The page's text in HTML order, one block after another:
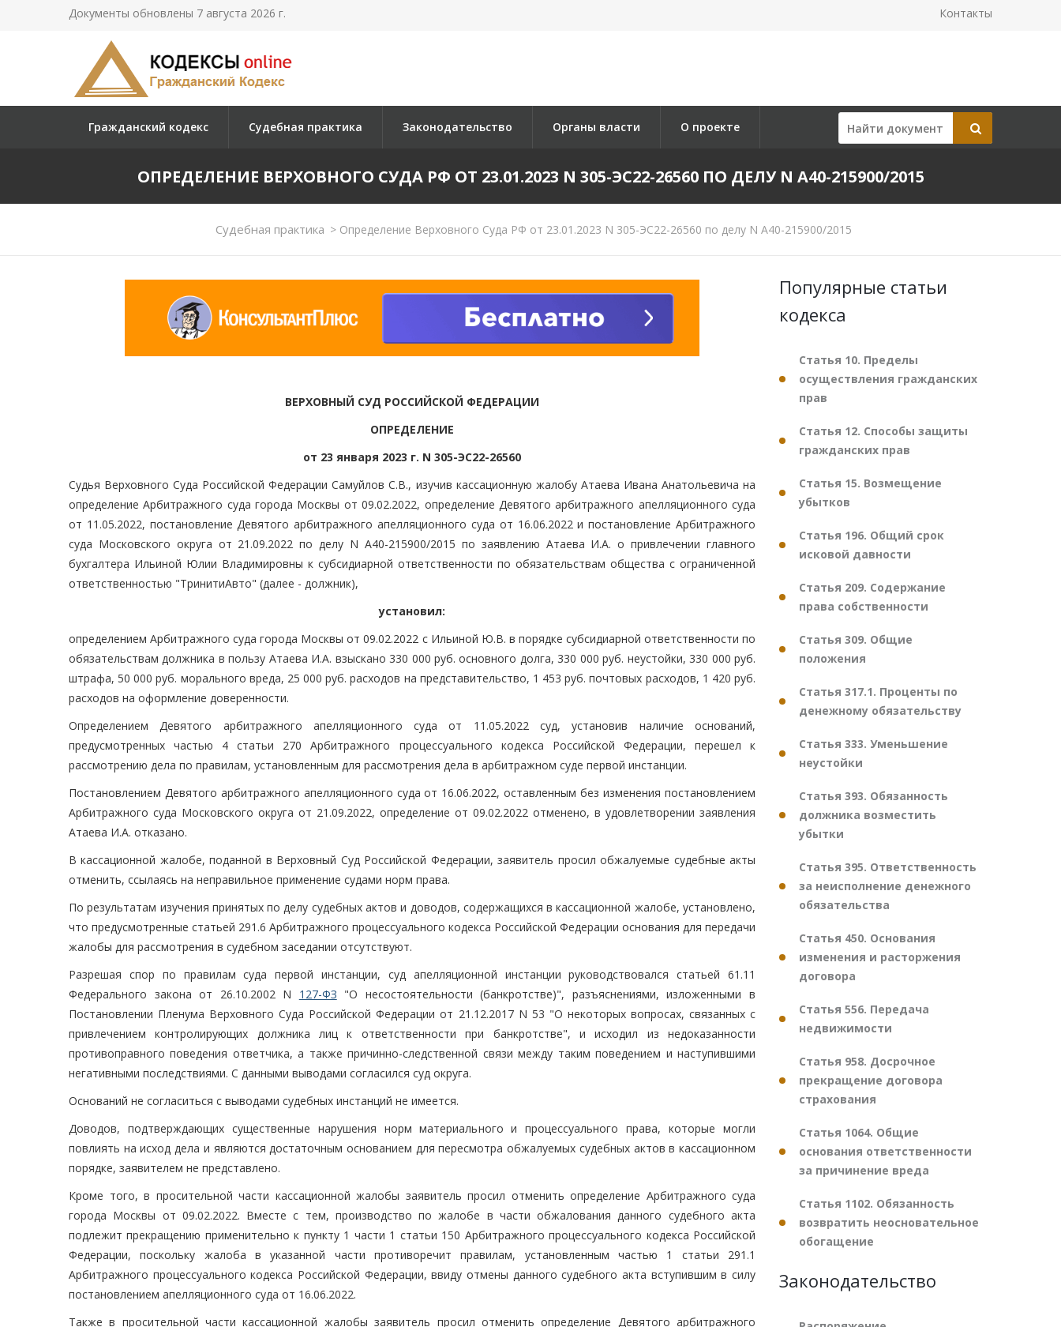
Документы обновлены 7 августа 2026 г. Контакты
Гражданский кодекс Судебная практика Законодательство Органы власти О проекте
ОПРЕДЕЛЕНИЕ ВЕРХОВНОГО СУДА РФ ОТ 23.01.2023 N 305-ЭС22-26560 ПО ДЕЛУ N А40-215900/2015
Судебная практика >Определение Верховного Суда РФ от 23.01.2023 N 305-ЭС22-26560 по делу N А40-215900/2015
ВЕРХОВНЫЙ СУД РОССИЙСКОЙ ФЕДЕРАЦИИ
ОПРЕДЕЛЕНИЕ
от 23 января 2023 г. N 305-ЭС22-26560
Судья Верховного Суда Российской Федерации Самуйлов С.В., изучив кассационную жалобу Атаева Ивана Анатольевича на
определение Арбитражного суда города Москвы от 09.02.2022, определение Девятого арбитражного апелляционного суда
от 11.05.2022, постановление Девятого арбитражного апелляционного суда от 16.06.2022 и постановление Арбитражного
суда Московского округа от 21.09.2022 по делу N А40-215900/2015 по заявлению Атаева И.А. о привлечении главного
бухгалтера Ильиной Юлии Владимировны к субсидиарной ответственности по обязательствам общества с ограниченной
ответственностью "ТринитиАвто" (далее - должник),
установил:
определением Арбитражного суда города Москвы от 09.02.2022 с Ильиной Ю.В. в порядке субсидиарной ответственности по
обязательствам должника в пользу Атаева И.А. взыскано 330 000 руб. основного долга, 330 000 руб. неустойки, 330 000 руб.
штрафа, 50 000 руб. морального вреда, 25 000 руб. расходов на представительство, 1 453 руб. почтовых расходов, 1 420 руб.
расходов на оформление доверенности.
Определением Девятого арбитражного апелляционного суда от 11.05.2022 суд, установив наличие оснований,
предусмотренных частью 4 статьи 270 Арбитражного процессуального кодекса Российской Федерации, перешел к
рассмотрению дела по правилам, установленным для рассмотрения дела в арбитражном суде первой инстанции.
Постановлением Девятого арбитражного апелляционного суда от 16.06.2022, оставленным без изменения постановлением
Арбитражного суда Московского округа от 21.09.2022, определение от 09.02.2022 отменено, в удовлетворении заявления
Атаева И.А. отказано.
В кассационной жалобе, поданной в Верховный Суд Российской Федерации, заявитель просил обжалуемые судебные акты
отменить, ссылаясь на неправильное применение судами норм права.
По результатам изучения принятых по делу судебных актов и доводов, содержащихся в кассационной жалобе, установлено,
что предусмотренные статьей 291.6 Арбитражного процессуального кодекса Российской Федерации основания для передачи
жалобы для рассмотрения в судебном заседании отсутствуют.
Разрешая спор по правилам суда первой инстанции, суд апелляционной инстанции руководствовался статьей 61.11
Федерального закона от 26.10.2002 N 127-ФЗ "О несостоятельности (банкротстве)", разъяснениями, изложенными в
Постановлении Пленума Верховного Суда Российской Федерации от 21.12.2017 N 53 "О некоторых вопросах, связанных с
привлечением контролирующих должника лиц к ответственности при банкротстве", и исходил из недоказанности
противоправного поведения ответчика, а также причинно-следственной связи между таким поведением и наступившими
негативными последствиями. С данными выводами согласился суд округа.
Оснований не согласиться с выводами судебных инстанций не имеется.
Доводов, подтверждающих существенные нарушения норм материального и процессуального права, которые могли
повлиять на исход дела и являются достаточным основанием для пересмотра обжалуемых судебных актов в кассационном
порядке, заявителем не представлено.
Кроме того, в просительной части кассационной жалобы заявитель просил отменить определение Арбитражного суда
города Москвы от 09.02.2022. Вместе с тем, производство по жалобе в части обжалования данного судебного акта
подлежит прекращению применительно к пункту 1 части 1 статьи 150 Арбитражного процессуального кодекса Российской
Федерации, поскольку жалоба в указанной части противоречит правилам, установленным частью 1 статьи 291.1
Арбитражного процессуального кодекса Российской Федерации, ввиду отмены данного судебного акта вступившим в силу
постановлением апелляционного суда от 16.06.2022.
Также в просительной части кассационной жалобы заявитель просил отменить определение Девятого арбитражного
Популярные статьи
кодекса
Статья 10. Пределы
осуществления гражданских
прав
Статья 12. Способы защиты
гражданских прав
Статья 15. Возмещение
убытков
Статья 196. Общий срок
исковой давности
Статья 209. Содержание
права собственности
Статья 309. Общие
положения
Статья 317.1. Проценты по
денежному обязательству
Статья 333. Уменьшение
неустойки
Статья 393. Обязанность
должника возместить
убытки
Статья 395. Ответственность
за неисполнение денежного
обязательства
Статья 450. Основания
изменения и расторжения
договора
Статья 556. Передача
недвижимости
Статья 958. Досрочное
прекращение договора
страхования
Статья 1064. Общие
основания ответственности
за причинение вреда
Статья 1102. Обязанность
возвратить неосновательное
обогащение
Законодательство